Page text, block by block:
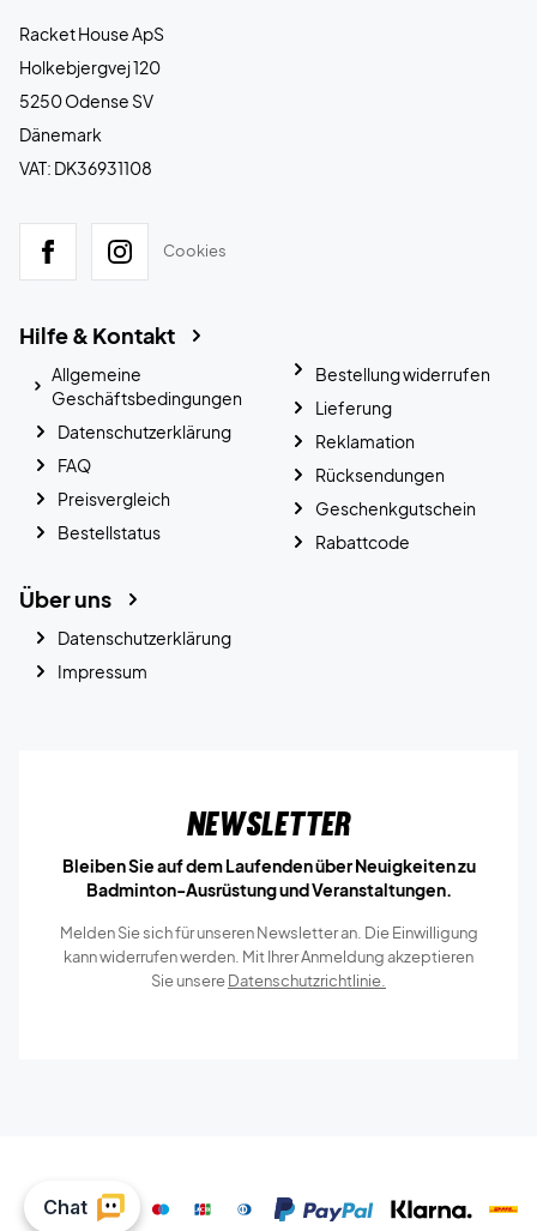
Racket House ApS
Holkebjergvej 120
5250 Odense SV
Dänemark
VAT: DK36931108
Cookies
Hilfe & Kontakt
Allgemeine
Geschäftsbedingungen
Datenschutzerklärung
FAQ
Preisvergleich
Bestellstatus
Bestellung widerrufen
Lieferung
Reklamation
Rücksendungen
Geschenkgutschein
Rabattcode
Über uns
Datenschutzerklärung
Impressum
Newsletter
Bleiben Sie auf dem Laufenden über Neuigkeiten zu
Badminton-Ausrüstung und Veranstaltungen.
Melden Sie sich für unseren Newsletter an. Die Einwilligung
kann widerrufen werden. Mit Ihrer Anmeldung akzeptieren
Sie unsereDatenschutzrichtlinie.